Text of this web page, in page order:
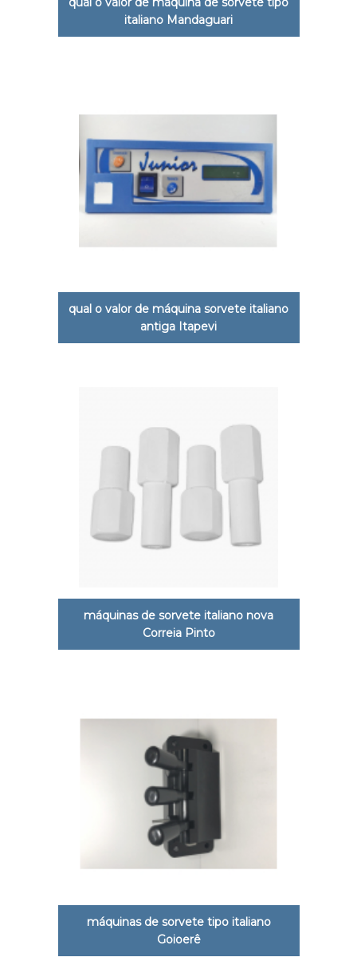
italiano Mandaguari
qual o valor de máquina sorvete italiano
antiga Itapevi
máquinas de sorvete italiano nova
Correia Pinto
máquinas de sorvete tipo italiano
Goioerê